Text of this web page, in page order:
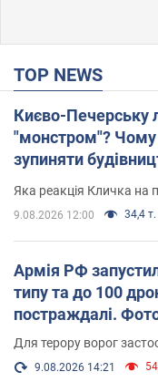
TOP NEWS
Києво-Печерську
"монстром"? Чому
зупиняти
вірянина"
Яка реакція Кличка на
9.08.2026 12:00 34,4 т.
Армія РФ
типу та до 100
постраждалі.
Для терору ворог
9.08.2026 14:21